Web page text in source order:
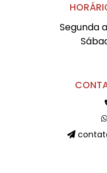
Segunda